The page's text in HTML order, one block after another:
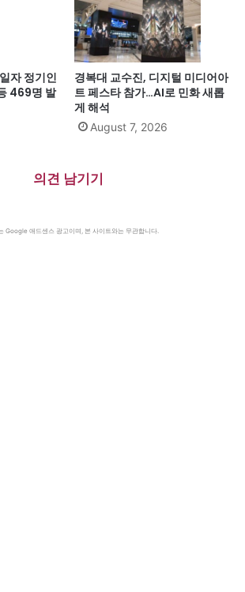
자 정기인
469명 발
경복대 교수진, 디지털 미디어아
트 페스타 참가…AI로 민화 새롭
게 해석
August 7, 2026
의견 남기기
Google 애드센스 광고이며, 본 사이트와는 무관합니다.